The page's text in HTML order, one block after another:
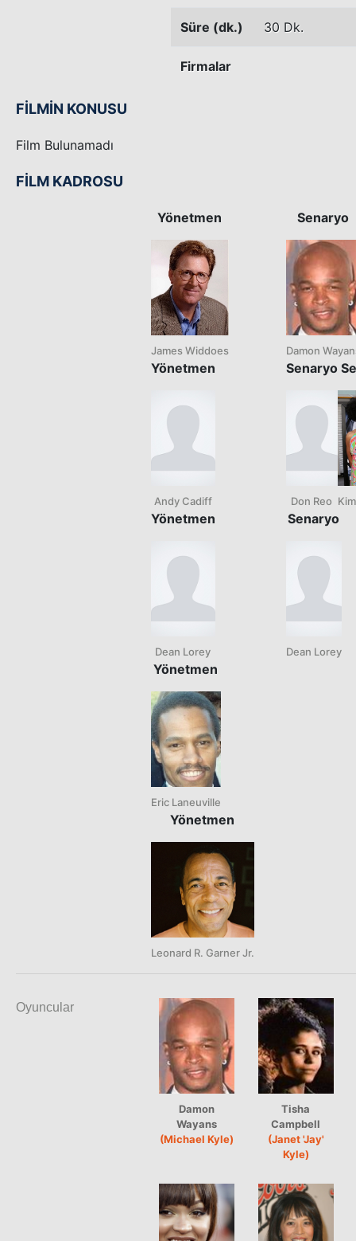
Süre (dk.) 30 Dk.
Firmalar
FİLMİN KONUSU
Film Bulunamadı
FİLM KADROSU
Yönetmen
James Widdoes
Yönetmen
Andy Cadiff
Yönetmen
Dean Lorey
Yönetmen
Eric Laneuville
Yönetmen
Leonard R. Garner Jr.
Senaryo
Damon
Senaryo
Don Reo
Senaryo
Dean Lorey
Oyuncular
Damon
Wayans
(Michael Kyle)
Tisha
Campbell
(Janet 'Jay'
Kyle)